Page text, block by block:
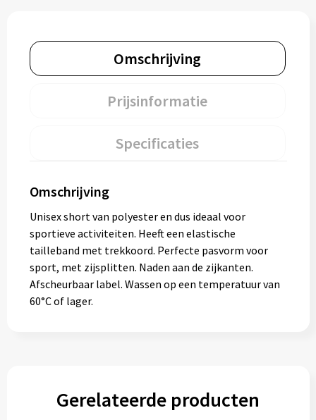
Omschrijving
Prijsinformatie
Specificaties
Omschrijving
Unisex short van polyester en dus ideaal voor
sportieve activiteiten. Heeft een elastische
tailleband met trekkoord. Perfecte pasvorm voor
sport, met zijsplitten. Naden aan de zijkanten.
Afscheurbaar label. Wassen op een temperatuur van
60°C of lager.
Gerelateerde producten